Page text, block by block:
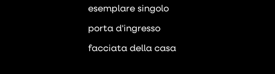
esemplare singolo
porta d'ingresso
facciata della casa